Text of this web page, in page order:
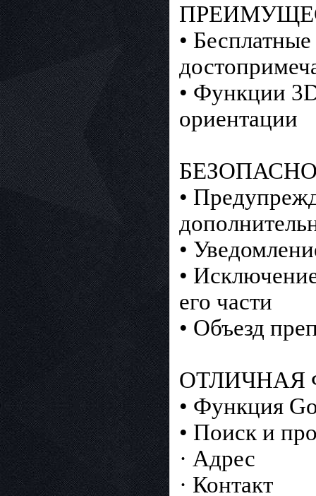
•
• Функции
ориентации
•
•
•
его части
• Объезд
ОТЛИЧНАЯ
• Функция
• Поиск и
· Адрес
· Контакт